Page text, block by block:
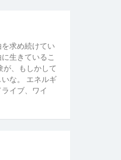
求め続けてい
生きているこ
が、もしかして
な。 エネルギ
イブ、ワイ